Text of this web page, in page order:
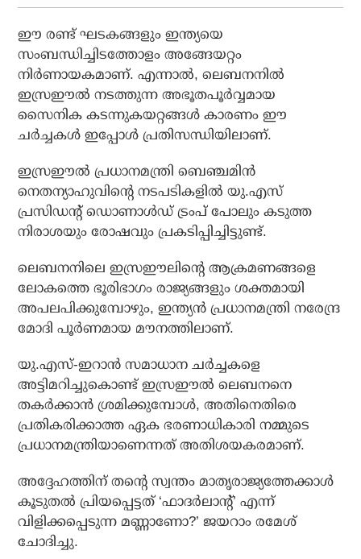
ഈ രണ്ട് ഘടകങ്ങളും ഇന്ത്യയെ
സംബന്ധിച്ചിടത്തോളം അങ്ങേയറ്റം
നിര്‍ണായകമാണ്. എന്നാല്‍, ലെബനനില്‍
ഇസ്രഈല്‍ നടത്തുന്ന അഭൂതപൂര്‍വ്വമായ
സൈനിക കടന്നുകയറ്റങ്ങള്‍ കാരണം ഈ
ചര്‍ച്ചകള്‍ ഇപ്പോള്‍ പ്രതിസന്ധിയിലാണ്.
ഇസ്രഈല്‍ പ്രധാനമന്ത്രി ബെഞ്ചമിന്‍
നെതന്യാഹുവിന്റെ നടപടികളില്‍ യു.എസ്
പ്രസിഡന്റ് ഡൊണാള്‍ഡ് ട്രംപ് പോലും കടുത്ത
നിരാശയും രോഷവും പ്രകടിപ്പിച്ചിട്ടുണ്ട്.
ലെബനനിലെ ഇസ്രഈലിന്റെ ആക്രമണങ്ങളെ
ലോകത്തെ ഭൂരിഭാഗം രാജ്യങ്ങളും ശക്തമായി
അപലപിക്കുമ്പോഴും, ഇന്ത്യന്‍ പ്രധാനമന്ത്രി നരേന്ദ്ര
മോദി പൂര്‍ണമായ മൗനത്തിലാണ്.
യു.എസ്-ഇറാന്‍ സമാധാന ചര്‍ച്ചകളെ
അട്ടിമറിച്ചുകൊണ്ട് ഇസ്രഈല്‍ ലെബനനെ
തകര്‍ക്കാന്‍ ശ്രമിക്കുമ്പോള്‍, അതിനെതിരെ
പ്രതികരിക്കാത്ത ഏക ഭരണാധികാരി നമ്മുടെ
പ്രധാനമന്ത്രിയാണെന്നത് അതിശയകരമാണ്.
അദ്ദേഹത്തിന് തന്റെ സ്വന്തം മാതൃരാജ്യത്തേക്കാള്‍
കൂടുതല്‍ പ്രിയപ്പെട്ടത് ‘ഫാദര്‍ലാന്റ്’ എന്ന്
വിളിക്കപ്പെടുന്ന മണ്ണാണോ?’ ജയറാം രമേശ്
ചോദിച്ചു.